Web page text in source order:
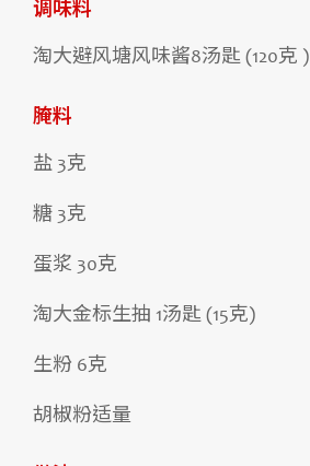
调味料
淘大避风塘风味酱8汤匙 (120克 )
腌料
盐 3克
糖 3克
蛋浆 30克
淘大金标生抽 1汤匙 (15克)
生粉 6克
胡椒粉适量